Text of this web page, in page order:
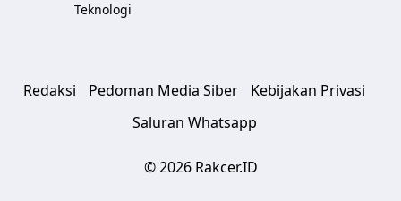
Teknologi
Redaksi Pedoman Media Siber
Kebijakan Privasi
Saluran Whatsapp
© 2026 Rakcer.ID